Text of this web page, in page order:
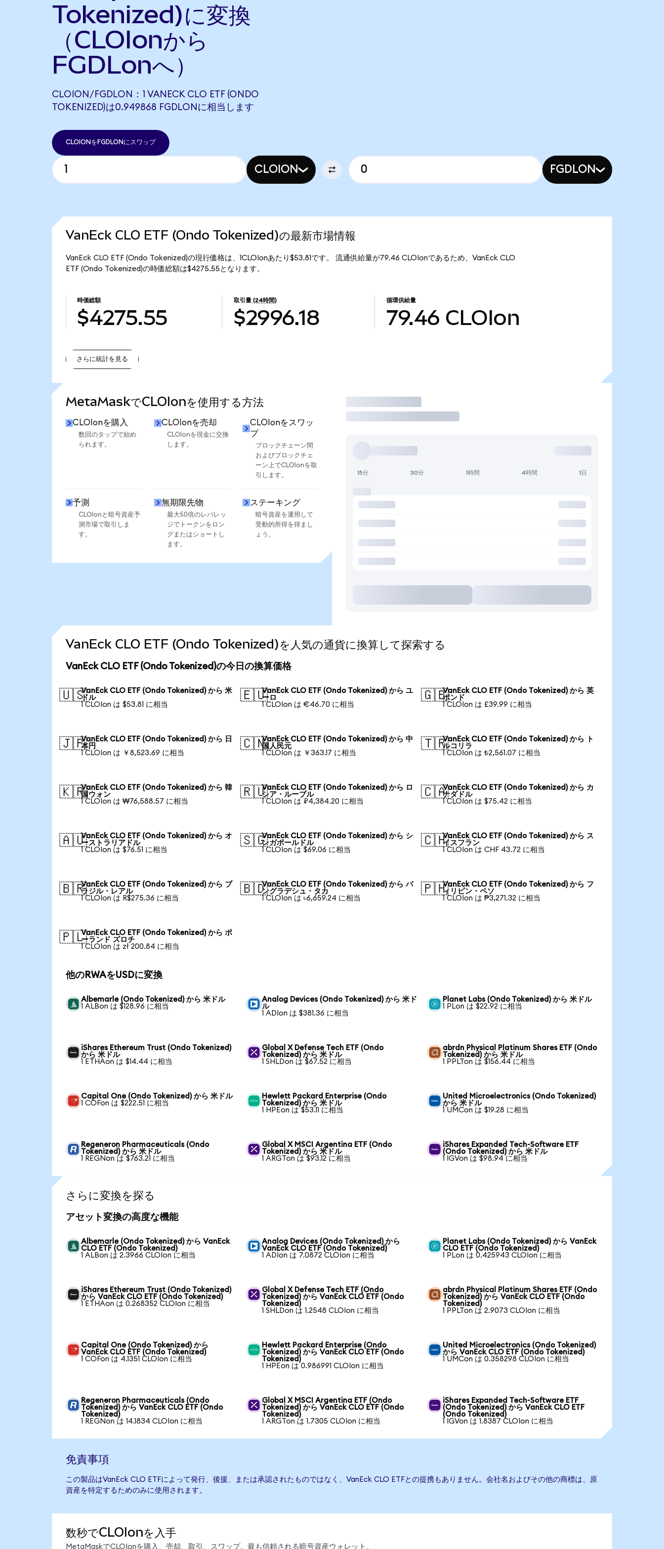
Tokenized)に変換
（CLOIonから
FGDLonへ）
CLOION/FGDLON：1 VANECK CLO ETF (ONDO
TOKENIZED)は0.949868 FGDLONに相当します
CLOIONをFGDLONにスワップ
CLOION FGDLON
VanEck CLO ETF (Ondo Tokenized)の最新市場情報
VanEck CLO ETF (Ondo Tokenized)の現行価格は、1CLOIonあたり$53.81です。 流通供給量が79.46 CLOIonであるため、VanEck CLO
ETF (Ondo Tokenized)の時価総額は$4275.55となります。
時価総額
$4275.55
取引量 (24時間)
$2996.18
循環供給量
79.46 CLOIon
さらに統計を見る
MetaMaskでCLOIonを使用する方法
CLOIonを購入
数回のタップで始め
られます。
CLOIonを売却
CLOIonを現金に交換
します。
CLOIonをスワッ
プ
ブロックチェーン間
およびブロックチェ
ーン上でCLOIonを取
引します。
予測
CLOIonと暗号資産予
測市場で取引しま
す。
無期限先物
最大50倍のレバレッ
ジでトークンをロン
グまたはショートし
ます。
ステーキング
暗号資産を運用して
受動的所得を得まし
ょう。
取引
15分 30分 1時間 4時間 1日
VanEck CLO ETF (Ondo Tokenized)を人気の通貨に換算して探索する
VanEck CLO ETF (Ondo Tokenized)の今日の換算価格
🇺🇸VanEck CLO ETF (Ondo Tokenized) から 米
ドル
1 CLOIon は $53.81 に相当
🇪🇺VanEck CLO ETF (Ondo Tokenized) から ユ
ーロ
1 CLOIon は €46.70 に相当
🇬🇧VanEck CLO ETF (Ondo Tokenized) から 英
ポンド
1 CLOIon は £39.99 に相当
🇯🇵VanEck CLO ETF (Ondo Tokenized) から 日
本円
1 CLOIon は ￥8,523.69 に相当
🇨🇳VanEck CLO ETF (Ondo Tokenized) から 中
国人民元
1 CLOIon は ￥363.17 に相当
🇹🇷VanEck CLO ETF (Ondo Tokenized) から ト
ルコリラ
1 CLOIon は ₺2,561.07 に相当
🇰🇷VanEck CLO ETF (Ondo Tokenized) から 韓
国ウォン
1 CLOIon は ₩76,588.57 に相当
🇷🇺VanEck CLO ETF (Ondo Tokenized) から ロ
シア・ルーブル
1 CLOIon は ₽4,384.20 に相当
🇨🇦VanEck CLO ETF (Ondo Tokenized) から カ
ナダドル
1 CLOIon は $75.42 に相当
🇦🇺VanEck CLO ETF (Ondo Tokenized) から オ
ーストラリアドル
1 CLOIon は $76.51 に相当
🇸🇬VanEck CLO ETF (Ondo Tokenized) から シ
ンガポールドル
1 CLOIon は $69.06 に相当
🇨🇭VanEck CLO ETF (Ondo Tokenized) から ス
イスフラン
1 CLOIon は CHF 43.72 に相当
🇧🇷VanEck CLO ETF (Ondo Tokenized) から ブ
ラジル・レアル
1 CLOIon は R$275.36 に相当
🇧🇩VanEck CLO ETF (Ondo Tokenized) から バ
ングラデシュ・タカ
1 CLOIon は ৳6,659.24 に相当
🇵🇭VanEck CLO ETF (Ondo Tokenized) から フ
ィリピン・ペソ
1 CLOIon は ₱3,271.32 に相当
🇵🇱VanEck CLO ETF (Ondo Tokenized) から ポ
ーランド ズロチ
1 CLOIon は zł 200.84 に相当
他のRWAをUSDに変換
Albemarle (Ondo Tokenized) から 米ドル
1 ALBon は $128.96 に相当
Analog Devices (Ondo Tokenized) から 米ド
ル
1 ADIon は $381.36 に相当
Planet Labs (Ondo Tokenized) から 米ドル
1 PLon は $22.92 に相当
iShares Ethereum Trust (Ondo Tokenized)
から 米ドル
1 ETHAon は $14.44 に相当
Global X Defense Tech ETF (Ondo
Tokenized) から 米ドル
1 SHLDon は $67.52 に相当
abrdn Physical Platinum Shares ETF (Ondo
Tokenized) から 米ドル
1 PPLTon は $156.44 に相当
Capital One (Ondo Tokenized) から 米ドル
1 COFon は $222.51 に相当
Hewlett Packard Enterprise (Ondo
Tokenized) から 米ドル
1 HPEon は $53.11 に相当
United Microelectronics (Ondo Tokenized)
から 米ドル
1 UMCon は $19.28 に相当
Regeneron Pharmaceuticals (Ondo
Tokenized) から 米ドル
1 REGNon は $763.21 に相当
Global X MSCI Argentina ETF (Ondo
Tokenized) から 米ドル
1 ARGTon は $93.12 に相当
iShares Expanded Tech-Software ETF
(Ondo Tokenized) から 米ドル
1 IGVon は $98.94 に相当
さらに変換を探る
アセット変換の高度な機能
Albemarle (Ondo Tokenized) から VanEck
CLO ETF (Ondo Tokenized)
1 ALBon は 2.3966 CLOIon に相当
Analog Devices (Ondo Tokenized) から
VanEck CLO ETF (Ondo Tokenized)
1 ADIon は 7.0872 CLOIon に相当
Planet Labs (Ondo Tokenized) から VanEck
CLO ETF (Ondo Tokenized)
1 PLon は 0.425943 CLOIon に相当
iShares Ethereum Trust (Ondo Tokenized)
から VanEck CLO ETF (Ondo Tokenized)
1 ETHAon は 0.268352 CLOIon に相当
Global X Defense Tech ETF (Ondo
Tokenized) から VanEck CLO ETF (Ondo
Tokenized)
1 SHLDon は 1.2548 CLOIon に相当
abrdn Physical Platinum Shares ETF (Ondo
Tokenized) から VanEck CLO ETF (Ondo
Tokenized)
1 PPLTon は 2.9073 CLOIon に相当
Capital One (Ondo Tokenized) から
VanEck CLO ETF (Ondo Tokenized)
1 COFon は 4.1351 CLOIon に相当
Hewlett Packard Enterprise (Ondo
Tokenized) から VanEck CLO ETF (Ondo
Tokenized)
1 HPEon は 0.986991 CLOIon に相当
United Microelectronics (Ondo Tokenized)
から VanEck CLO ETF (Ondo Tokenized)
1 UMCon は 0.358298 CLOIon に相当
Regeneron Pharmaceuticals (Ondo
Tokenized) から VanEck CLO ETF (Ondo
Tokenized)
1 REGNon は 14.1834 CLOIon に相当
Global X MSCI Argentina ETF (Ondo
Tokenized) から VanEck CLO ETF (Ondo
Tokenized)
1 ARGTon は 1.7305 CLOIon に相当
iShares Expanded Tech-Software ETF
(Ondo Tokenized) から VanEck CLO ETF
(Ondo Tokenized)
1 IGVon は 1.8387 CLOIon に相当
免責事項
この製品はVanEck CLO ETFによって発行、後援、または承認されたものではなく、VanEck CLO ETFとの提携もありません。会社名およびその他の商標は、原
資産を特定するためのみに使用されます。
数秒でCLOIonを入手
MetaMaskでCLOIonを購入、売却、取引、スワップ。最も信頼される暗号資産ウォレット。